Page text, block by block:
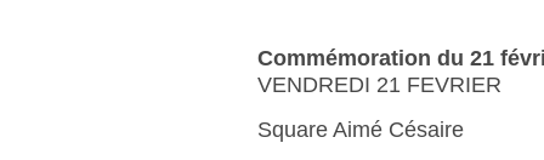
Commémoration du 21
VENDREDI 21 FEVRIER
Square Aimé Césaire